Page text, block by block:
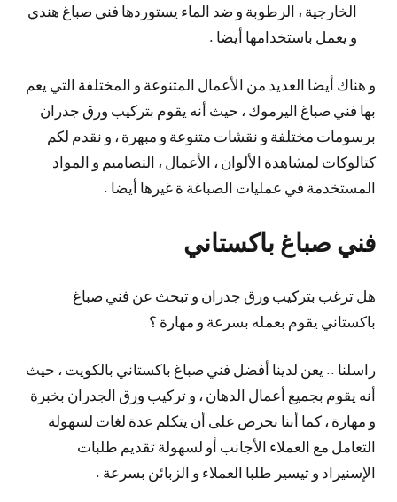
الخارجية ، الرطوبة و ضد الماء يستوردها فني صباغ هندي
و يعمل باستخدامها أيضا .
و هناك أيضا العديد من الأعمال المتنوعة و المختلفة التي يعم
بها فني صباغ اليرموك ، حيث أنه يقوم بتركيب ورق جدران
برسومات مختلفة و نقشات متنوعة و مبهرة ، و نقدم لكم
كتالوكات لمشاهدة الألوان ، الأعمال ، التصاميم و المواد
المستخدمة في عمليات الصباغة ة غيرها أيضا .
فني صباغ باكستاني
هل ترغب بتركيب ورق جدران و تبحث عن فني صباغ
باكستاني يقوم بعمله بسرعة و مهارة ؟
راسلنا .. يعن لدينا أفضل فني صباغ باكستاني بالكويت ، حيث
أنه يقوم بجميع أعمال الدهان ، و تركيب ورق الجدران بخبرة
و مهارة ، كما أننا نحرص على أن يتكلم عدة لغات لسهولة
التعامل مع العملاء الأجانب أو لسهولة تقديم طلبات
الإسنيراد و تيسير طلبا العملاء و الزبائن بسرعة .